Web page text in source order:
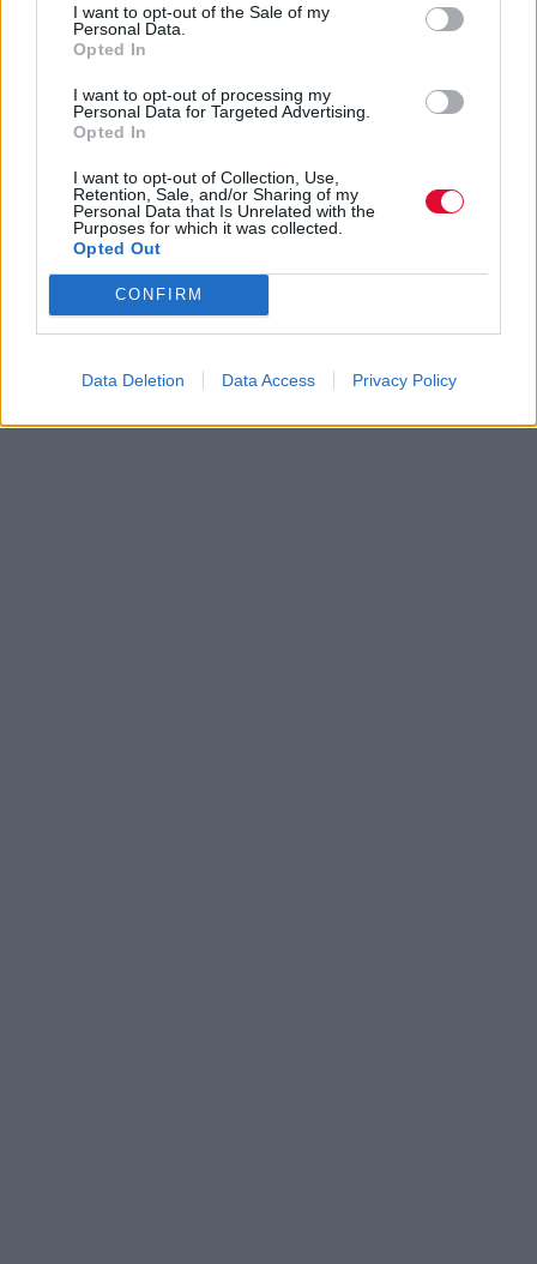
I want to opt-out of the Sale of my
Personal Data.
Opted In
I want to opt-out of processing my
Personal Data for Targeted Advertising.
Opted In
I want to opt-out of Collection, Use,
Retention, Sale, and/or Sharing of my
Personal Data that Is Unrelated with the
Purposes for which it was collected.
Opted Out
CONFIRM
Data Deletion Data Access Privacy Policy